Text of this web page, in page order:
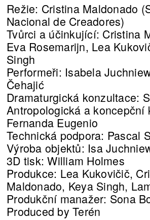
Režie: Cristina Maldonado
Nacional de Creadores)
Tvůrci a účinkující: Cristina
Eva Rosemarijn, Lea
Singh
Performeři: Isabela
Čehajić
Dramaturgická konzultace:
Antropologická a koncepční
Fernanda Eugenio
Technická podpora: Pascal
Výroba objektů: Isa
3D tisk: William Holmes
Produkce: Lea Kukovičič,
Maldonado, Keya Singh,
Produkční manažer: Sona
Produced by Terén